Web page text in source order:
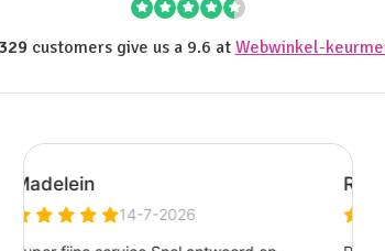
customers give us a 9.6 at Webwinkel-